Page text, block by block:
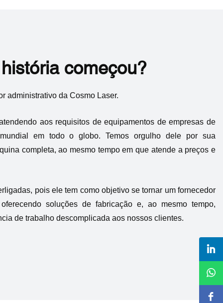
começou?
administrativo da Cosmo Laser.
aos requisitos de equipamentos de empresas de
em todo o globo. Temos orgulho dele por sua
completa, ao mesmo tempo em que atende a preços e
pois ele tem como objetivo se tornar um fornecedor
soluções de fabricação e, ao mesmo tempo,
de trabalho descomplicada aos nossos clientes.